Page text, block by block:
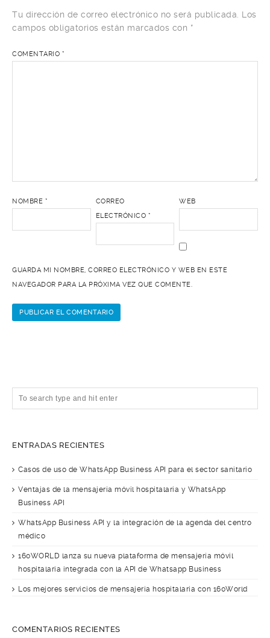
Tu dirección de correo electrónico no será publicada.
Los
campos obligatorios están marcados con *
COMENTARIO *
NOMBRE *
CORREO
ELECTRÓNICO *
WEB
GUARDA MI NOMBRE, CORREO ELECTRÓNICO Y WEB EN ESTE
NAVEGADOR PARA LA PRÓXIMA VEZ QUE COMENTE.
ENTRADAS RECIENTES
Casos de uso de WhatsApp Business API para el sector sanitario
Ventajas de la mensajería móvil hospitalaria y WhatsApp
Business API
WhatsApp Business API y la integración de la agenda del centro
médico
160WORLD lanza su nueva plataforma de mensajería móvil
hospitalaria integrada con la API de Whatsapp Business
Los mejores servicios de mensajería hospitalaria con 160World
COMENTARIOS RECIENTES